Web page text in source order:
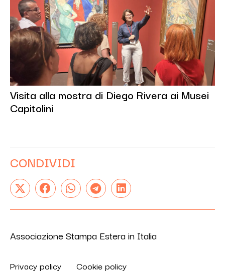
Visita alla mostra di Diego Rivera ai Musei
Capitolini
CONDIVIDI
Associazione Stampa Estera in Italia
Privacy policy Cookie policy